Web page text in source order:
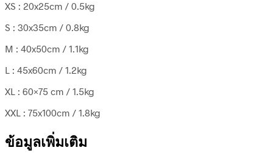
XS : 20x25cm / 0.5kg
S : 30x35cm / 0.8kg
M : 40x50cm / 1.1kg
L : 45x60cm / 1.2kg
XL : 60×75 cm / 1.5kg
XXL : 75x100cm / 1.8kg
ข้อมูลเพิ่มเติม